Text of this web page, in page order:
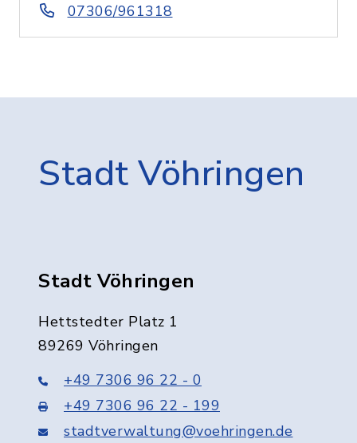
07306/961318
Stadt Vöhringen
Stadt Vöhringen
Hettstedter Platz 1
89269 Vöhringen
+49 7306 96 22 - 0
+49 7306 96 22 - 199
stadtverwaltung@voehringen.de